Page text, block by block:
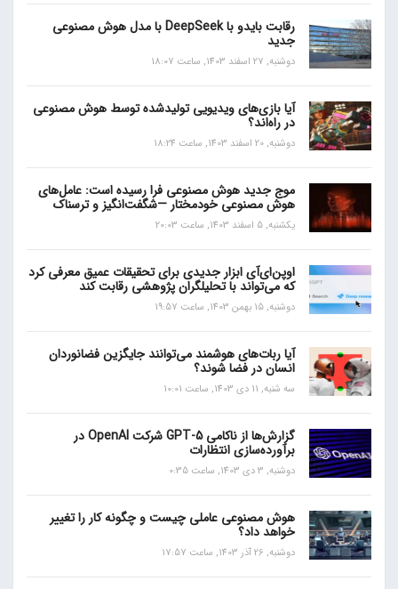
رقابت بایدو با DeepSeek با مدل هوش مصنوعی
جدید
دوشنبه, 27 اسفند 1403, ساعت 18:07
آیا بازی‌های ویدیویی تولیدشده توسط هوش مصنوعی
در راه‌اند؟
دوشنبه, 20 اسفند 1403, ساعت 18:24
موج جدید هوش مصنوعی فرا رسیده است: عامل‌های
هوش مصنوعی خودمختار —شگفت‌انگیز و ترسناک
یکشنبه, 5 اسفند 1403, ساعت 20:03
اوپن‌ای‌آی ابزار جدیدی برای تحقیقات عمیق معرفی کرد
که می‌تواند با تحلیلگران پژوهشی رقابت کند
دوشنبه, 15 بهمن 1403, ساعت 19:57
آیا ربات‌های هوشمند می‌توانند جایگزین فضانوردان
انسان در فضا شوند؟
سه شنبه, 11 دی 1403, ساعت 10:01
گزارش‌ها از ناکامی GPT-5 شرکت OpenAI در
برآورده‌سازی انتظارات
دوشنبه, 3 دی 1403, ساعت 0:35
هوش مصنوعی عاملی چیست و چگونه کار را تغییر
خواهد داد؟
دوشنبه, 26 آذر 1403, ساعت 17:57